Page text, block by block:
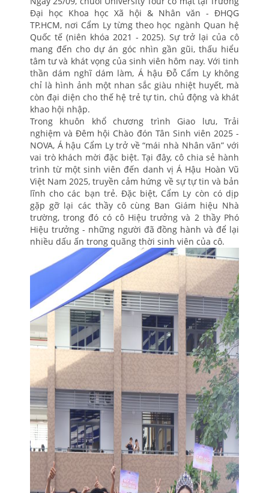
Đại học Khoa học Xã hội & Nhân văn - ĐHQG
TP.HCM, nơi Cẩm Ly từng theo học ngành Quan hệ
Quốc tế (niên khóa 2021 - 2025). Sự trở lại của cô
mang đến cho dự án góc nhìn gần gũi, thấu hiểu
tâm tư và khát vọng của sinh viên hôm nay. Với tinh
thần dám nghĩ dám làm, Á hậu Đỗ Cẩm Ly không
chỉ là hình ảnh một nhan sắc giàu nhiệt huyết, mà
còn đại diện cho thế hệ trẻ tự tin, chủ động và khát
khao hội nhập.
Trong khuôn khổ chương trình Giao lưu, Trải
nghiệm và Đêm hội Chào đón Tân Sinh viên 2025 -
NOVA, Á hậu Cẩm Ly trở về “mái nhà Nhân văn” với
vai trò khách mời đặc biệt. Tại đây, cô chia sẻ hành
trình từ một sinh viên đến danh vị Á Hậu Hoàn Vũ
Việt Nam 2025, truyền cảm hứng về sự tự tin và bản
lĩnh cho các bạn trẻ. Đặc biệt, Cẩm Ly còn có dịp
gặp gỡ lại các thầy cô cùng Ban Giám hiệu Nhà
trường, trong đó có cô Hiệu trưởng và 2 thầy Phó
Hiệu trưởng - những người đã đồng hành và để lại
nhiều dấu ấn trong quãng thời sinh viên của cô.